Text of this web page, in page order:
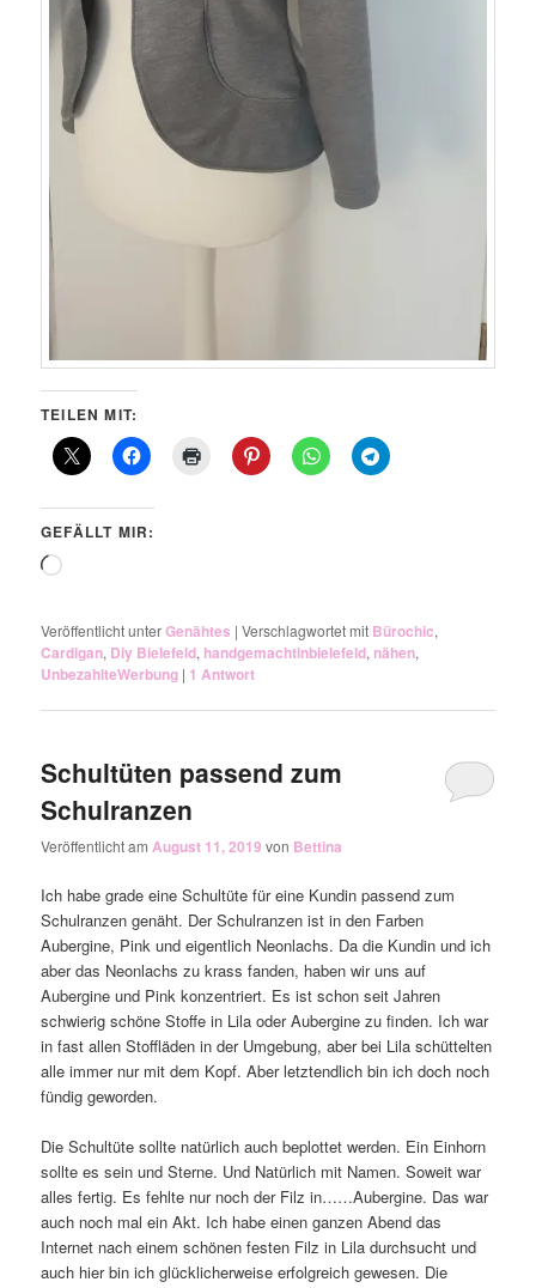
TEILEN MIT:
GEFÄLLT MIR:
Wird
Veröffentlicht unterGenähtes |Verschlagwortet mit Bürochic,
Cardigan, Diy Bielefeld, handgemachtinbielefeld, nähen,
UnbezahlteWerbung | 1 Antwort
Schultüten passend zum
Schulranzen
Veröffentlicht am August 11, 2019 von Bettina
Ich habe grade eine Schultüte für eine Kundin passend zum
Schulranzen genäht. Der Schulranzen ist in den Farben
Aubergine, Pink und eigentlich Neonlachs. Da die Kundin und ich
aber das Neonlachs zu krass fanden, haben wir uns auf
Aubergine und Pink konzentriert. Es ist schon seit Jahren
schwierig schöne Stoffe in Lila oder Aubergine zu finden. Ich war
in fast allen Stoffläden in der Umgebung, aber bei Lila schüttelten
alle immer nur mit dem Kopf. Aber letztendlich bin ich doch noch
fündig geworden.
Die Schultüte sollte natürlich auch beplottet werden. Ein Einhorn
sollte es sein und Sterne. Und Natürlich mit Namen. Soweit war
alles fertig. Es fehlte nur noch der Filz in……Aubergine. Das war
auch noch mal ein Akt. Ich habe einen ganzen Abend das
Internet nach einem schönen festen Filz in Lila durchsucht und
auch hier bin ich glücklicherweise erfolgreich gewesen. Die